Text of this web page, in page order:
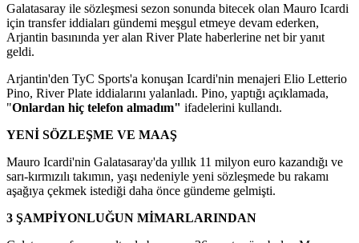
Galatasaray ile sözleşmesi sezon sonunda bitecek olan Mauro Icardi
için transfer iddiaları gündemi meşgul etmeye devam ederken,
Arjantin basınında yer alan River Plate haberlerine net bir yanıt
geldi.
Arjantin'den TyC Sports'a konuşan Icardi'nin menajeri Elio Letterio
Pino, River Plate iddialarını yalanladı. Pino, yaptığı açıklamada,
"Onlardan hiç telefon almadım" ifadelerini kullandı.
YENİ SÖZLEŞME VE MAAŞ
Mauro Icardi'nin Galatasaray'da yıllık 11 milyon euro kazandığı ve
sarı-kırmızılı takımın, yaşı nedeniyle yeni sözleşmede bu rakamı
aşağıya çekmek istediği daha önce gündeme gelmişti.
3 ŞAMPİYONLUĞUN MİMARLARINDAN